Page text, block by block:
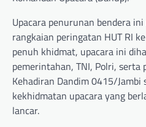
Upacara penurunan bendera
rangkaian peringatan HUT RI
penuh khidmat, upacara ini
pemerintahan, TNI, Polri, serta
Kehadiran Dandim 0415/Jambi
kekhidmatan upacara yang
lancar.